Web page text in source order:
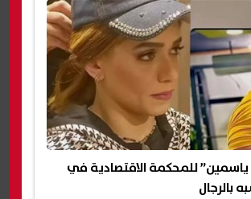
ياسمين” للمحكمة الاقتصادية في
بالرجال